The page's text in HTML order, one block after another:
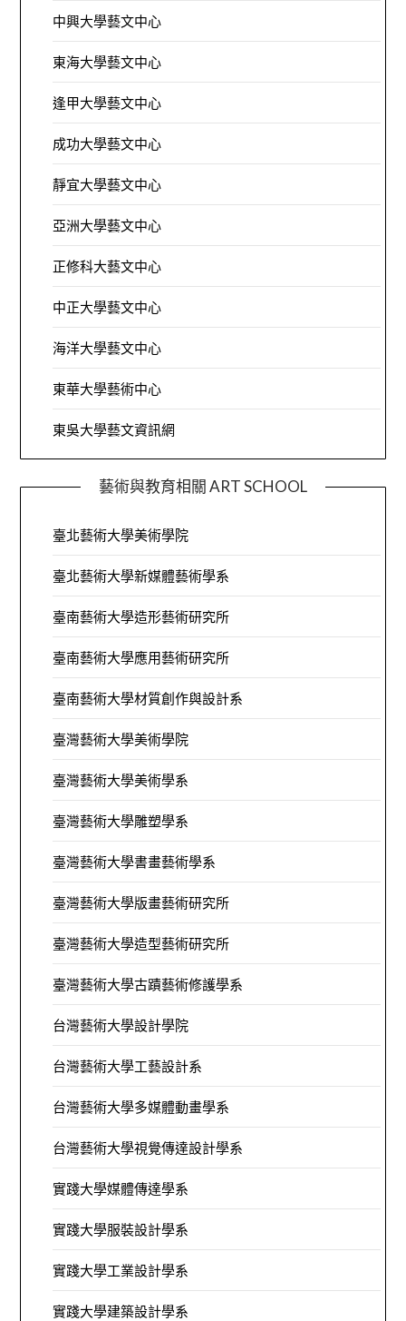
中興大學藝文中心
東海大學藝文中心
逢甲大學藝文中心
成功大學藝文中心
靜宜大學藝文中心
亞洲大學藝文中心
正修科大藝文中心
中正大學藝文中心
海洋大學藝文中心
東華大學藝術中心
東吳大學藝文資訊網
藝術與教育相關 ART SCHOOL
臺北藝術大學美術學院
臺北藝術大學新媒體藝術學系
臺南藝術大學造形藝術研究所
臺南藝術大學應用藝術研究所
臺南藝術大學材質創作與設計系
臺灣藝術大學美術學院
臺灣藝術大學美術學系
臺灣藝術大學雕塑學系
臺灣藝術大學書畫藝術學系
臺灣藝術大學版畫藝術研究所
臺灣藝術大學造型藝術研究所
臺灣藝術大學古蹟藝術修護學系
台灣藝術大學設計學院
台灣藝術大學工藝設計系
台灣藝術大學多媒體動畫學系
台灣藝術大學視覺傳達設計學系
實踐大學媒體傳達學系
實踐大學服裝設計學系
實踐大學工業設計學系
實踐大學建築設計學系